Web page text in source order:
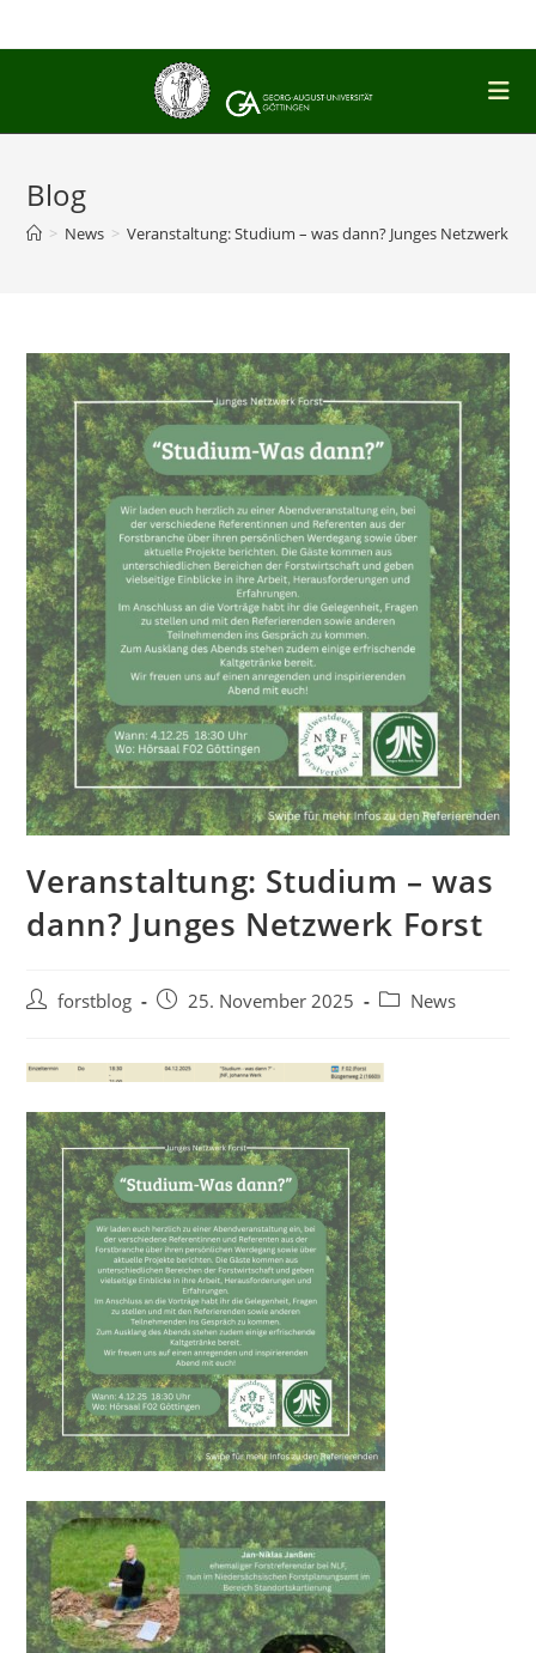
Inhalt
Blog
> News > Veranstaltung: Studium – was dann? Junges Netzwerk
Veranstaltung: Studium – was
dann? Junges Netzwerk Forst
Beitrags-
forstblog
Beitrag25. November 2025
Beitrags-
News